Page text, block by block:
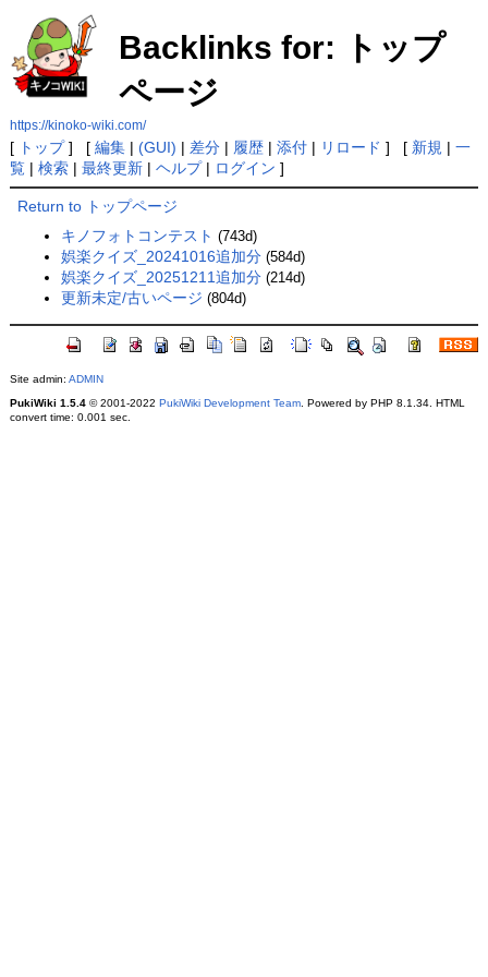
Backlinks for: トップ
ページ
https://kinoko-wiki.com/
[ トップ] [ 編集| (GUI) | 差分| 履歴| 添付| リロード ] [ 新規 | 一
覧| 検索| 最終更新| ヘルプ| ログイン ]
Return to トップページ
キノフォトコンテスト (743d)
娯楽クイズ_20241016追加分 (584d)
娯楽クイズ_20251211追加分 (214d)
更新未定/古いページ (804d)
Site admin: ADMIN
PukiWiki 1.5.4© 2001-2022 PukiWiki Development Team. Powered by PHP 8.1.34. HTML
convert time: 0.001 sec.